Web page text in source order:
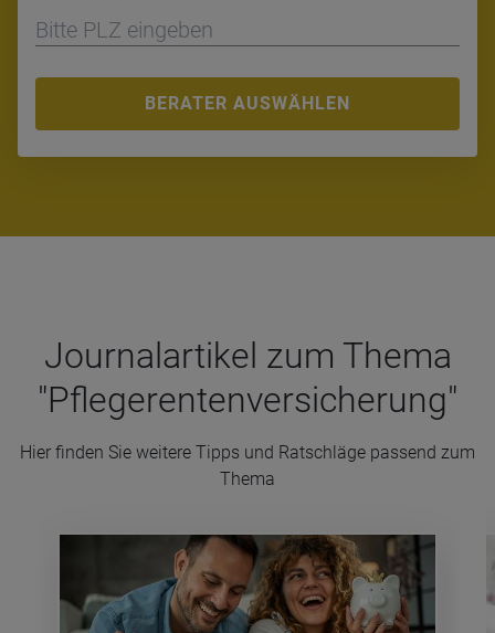
BERATER AUSWÄHLEN
Jour­nal­ar­ti­kel zum Thema
"Pfle­ge­ren­ten­ver­si­che­rung"
Hier finden Sie weitere Tipps und Ratschläge passend zum
Thema